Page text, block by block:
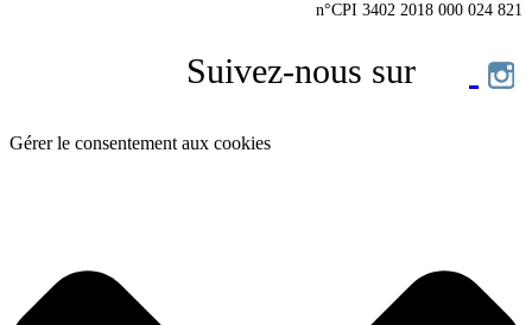
n°CPI 3402 2018 000 024 821
Suivez-nous sur
Gérer le consentement aux cookies